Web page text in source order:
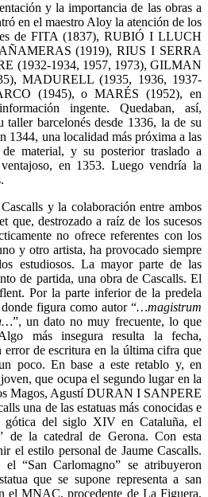
y la importancia de las obras a
en el maestro Aloy la atención de los
de FITA (1837), RUBIÓ I LLUCH
(1919), RIUS I SERRA
(1932-1934, 1957, 1973), GILMAN
MADURELL (1935, 1936, 1937-
(1945), o MARÉS (1952), en
ingente. Quedaban, así,
taller barcelonés desde 1336, la de su
1344, una localidad más próxima a las
de material, y su posterior traslado a
en 1353. Luego vendría la
y la colaboración entre ambos
que, destrozado a raíz de los sucesos
no ofrece referentes con los
y otro artista, ha provocado siempre
estudiosos. La mayor parte de las
de partida, una obra de Cascalls. El
Por la parte inferior de la predela
figura como autor “…magistrum
”, un dato no muy frecuente, lo que
más insegura resulta la fecha,
error de escritura en la última cifra que
poco. En base a este retablo y, en
que ocupa el segundo lugar en la
Magos, Agustí DURAN I SANPERE
una de las estatuas más conocidas e
gótica del siglo XIV en Cataluña, el
de la catedral de Gerona. Con esta
el estilo personal de Jaume Cascalls.
“San Carlomagno” se atribuyeron
que se supone representa a san
el MNAC, procedente de La Figuera,